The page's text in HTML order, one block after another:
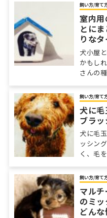
飼い方/育て
室内
とに
りな
犬小屋
かもし
さんの
飼い方/育て
犬に
ブラ
犬に毛
ッシン
く、毛
飼い方/育て
マル
のミッ
どん